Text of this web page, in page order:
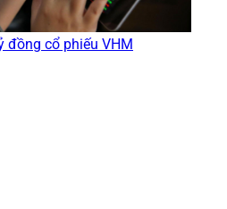
đồng cổ phiếu VHM